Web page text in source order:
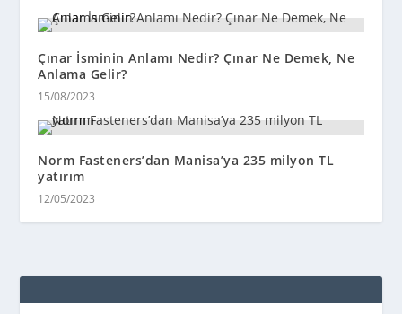
Çınar İsminin Anlamı Nedir? Çınar Ne Demek, Ne
Anlama Gelir?
15/08/2023
Norm Fasteners’dan Manisa’ya 235 milyon TL
yatırım
12/05/2023